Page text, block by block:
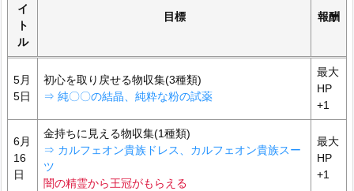
イ
ト
ル
目標 報酬
5月
5日
初心を取り戻せる物収集(3種類)
⇒ 純〇〇の結晶、純粋な粉の試薬
最大
HP
+1
6月
16
日
金持ちに見える物収集(1種類)
⇒ カルフェオン貴族ドレス、カルフェオン貴族スー
ツ
闇の精霊から王冠がもらえる
最大
HP
+1